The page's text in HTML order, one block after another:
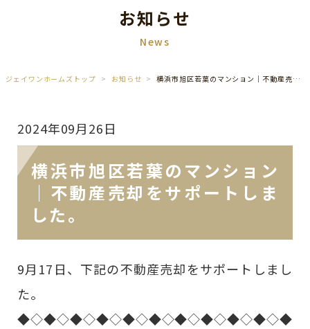
お知らせ
News
ジェイワンホームズトップ お知らせ 横浜市旭区若葉のマンション｜不動産売却をサポートしました。
2024年09月26日
横浜市旭区若葉のマンション
｜不動産売却をサポートしま
した。
9月17日、下記の不動産売却をサポートしまし
た。
◆◇◆◇◆◇◆◇◆◇◆◇◆◇◆◇◆◇◆◇◆